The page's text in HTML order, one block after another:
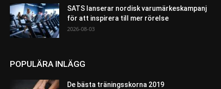
SATS lanserar nordisk varumärkeskampanj
för att inspirera till mer rörelse
2026-08-03
POPULÄRA INLÄGG
De bästa träningsskorna 2019